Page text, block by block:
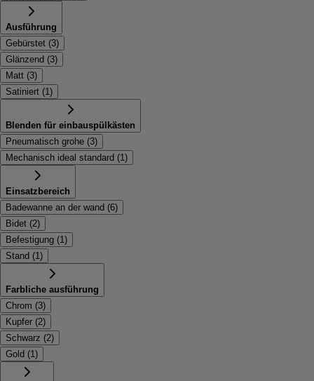
Ausführung
Gebürstet (3)
Glänzend (3)
Matt (3)
Satiniert (1 )
Blenden für einbauspülkästen
Pneumatisch grohe (3)
Mechanisch ideal standard (1 )
Einsatzbereich
Badewanne an der wand (6)
Bidet (2)
Befestigung (1 )
Stand (1 )
Farbliche ausführung
Chrom (3)
Kupfer (2)
Schwarz (2)
Gold (1 )